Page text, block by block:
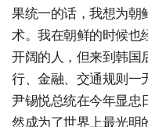
果统一的话，我想为朝
术。我在朝鲜的时候也
开阔的人，但来到韩国
行、金融、交通规则一
尹锡悦总统在今年显忠
然成为了世界上最光明